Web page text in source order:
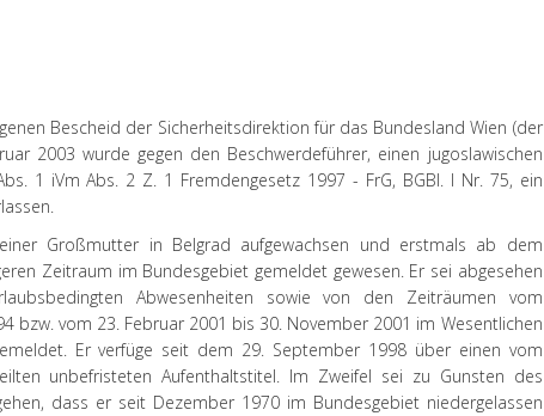
Bescheid der Sicherheitsdirektion für das Bundesland Wien (der
2003 wurde gegen den Beschwerdeführer, einen jugoslawischen
1 iVm Abs. 2 Z. 1 Fremdengesetz 1997 - FrG, BGBl. I Nr. 75, ein
Großmutter in Belgrad aufgewachsen und erstmals ab dem
Zeitraum im Bundesgebiet gemeldet gewesen. Er sei abgesehen
Abwesenheiten sowie von den Zeiträumen vom
bzw. vom 23. Februar 2001 bis 30. November 2001 im Wesentlichen
Er verfüge seit dem 29. September 1998 über einen vom
unbefristeten Aufenthaltstitel. Im Zweifel sei zu Gunsten des
dass er seit Dezember 1970 im Bundesgebiet niedergelassen